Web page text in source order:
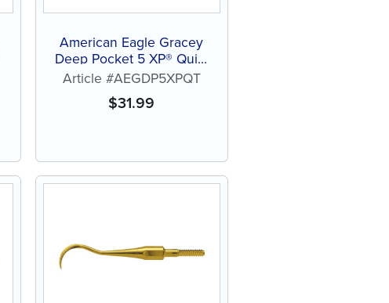
American Eagle Gracey
Deep Pocket 5 XP® Quik-
Tip™ sans affûtage
Article #AEGDP5XPQT
$31.99